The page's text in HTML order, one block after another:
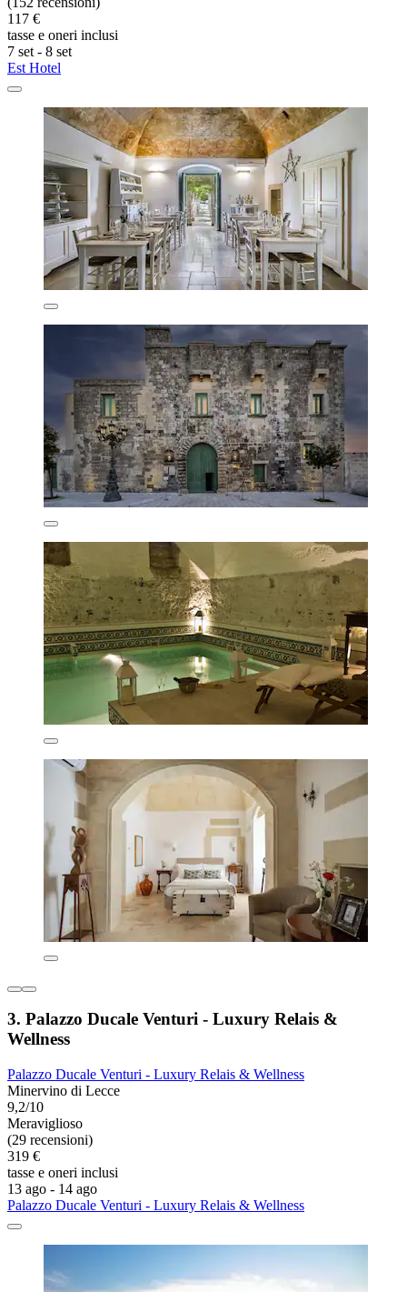
117 €
tasse e oneri inclusi
7 set - 8 set
Est Hotel
3. Palazzo Ducale Venturi - Luxury Relais &
Wellness
Palazzo Ducale Venturi - Luxury Relais & Wellness
Minervino di Lecce
9,2/10
Meraviglioso
(29 recensioni)
319 €
tasse e oneri inclusi
13 ago - 14 ago
Palazzo Ducale Venturi - Luxury Relais & Wellness